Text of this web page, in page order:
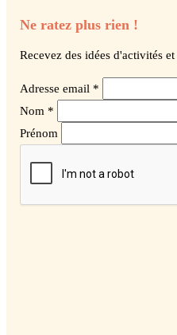
Ne ratez plus rien !
Recevez des idées d'activités
Adresse email *
Nom *
Prénom